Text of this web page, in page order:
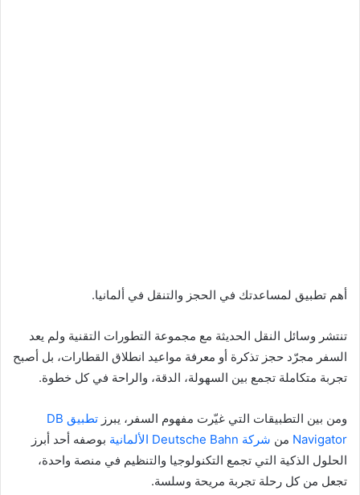
أهم تطبيق لمساعدتك في الحجز والتنقل في ألمانيا.
تنتشر وسائل النقل الحديثة مع مجموعة التطورات التقنية ولم يعد
السفر مجرّد حجز تذكرة أو معرفة مواعيد انطلاق القطارات، بل أصبح
تجربة متكاملة تجمع بين السهولة، الدقة، والراحة في كل خطوة.
ومن بين التطبيقات التي غيّرت مفهوم السفر، يبرز
تطبيق DB
Navigator من شركة Deutsche Bahn الألمانية
بوصفه أحد أبرز
الحلول الذكية التي تجمع التكنولوجيا والتنظيم في منصة واحدة،
تجعل من كل رحلة تجربة مريحة وسلسة.